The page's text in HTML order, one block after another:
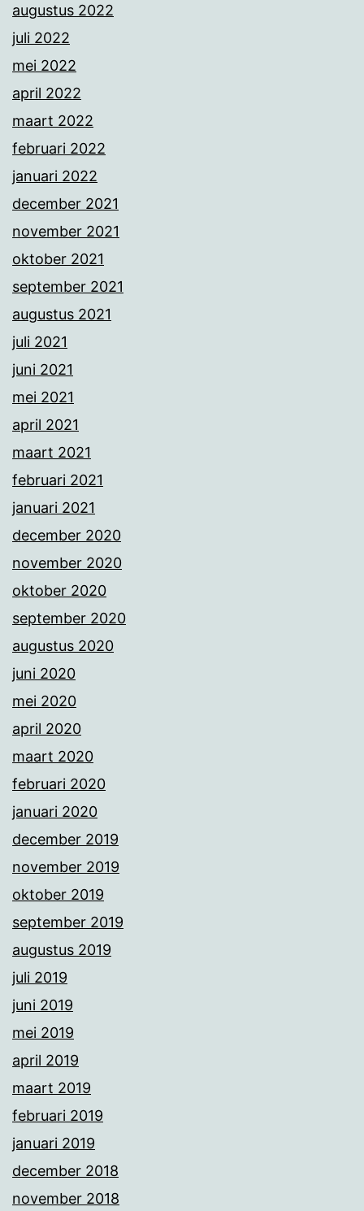
augustus 2022
juli 2022
mei 2022
april 2022
maart 2022
februari 2022
januari 2022
december 2021
november 2021
oktober 2021
september 2021
augustus 2021
juli 2021
juni 2021
mei 2021
april 2021
maart 2021
februari 2021
januari 2021
december 2020
november 2020
oktober 2020
september 2020
augustus 2020
juni 2020
mei 2020
april 2020
maart 2020
februari 2020
januari 2020
december 2019
november 2019
oktober 2019
september 2019
augustus 2019
juli 2019
juni 2019
mei 2019
april 2019
maart 2019
februari 2019
januari 2019
december 2018
november 2018